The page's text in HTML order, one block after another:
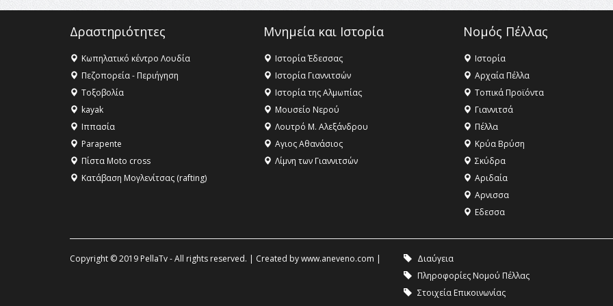
Δραστηριότητες
Κωπηλατικό κέντρο Λουδία
Πεζοπορεία - Περιήγηση
Τοξοβολία
kayak
Ιππασία
Parapente
Πίστα Moto cross
Κατάβαση Μογλενίτσας (rafting)
Μνημεία και Ιστορία
Ιστορία Έδεσσας
Ιστορία Γιαννιτσών
Ιστορία της Αλμωπίας
Μουσείο Νερού
Λουτρό Μ. Αλεξάνδρου
Αγιος Αθανάσιος
Λίμνη των Γιαννιτσών
Νομός Πέλλας
Ιστορία
Αρχαία Πέλλα
Τοπικά Προϊόντα
Γιαννιτσά
Πέλλα
Κρύα Βρύση
Σκύδρα
Αριδαία
Aρνισσα
Eδεσσα
Copyright © 2019 PellaTv - All rights reserved. | Created bywww.aneveno.com | Διαύγεια
Πληροφορίες Νομού Πέλλας
Στοιχεία Επικοινωνίας